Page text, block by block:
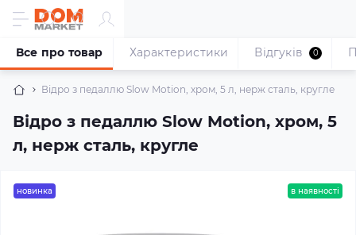
Відро з педаллю Slow Motion, хром, 5 л, нерж сталь, кругле
Відро з педаллю Slow Motion, хром, 5
л, нерж сталь, кругле
Все про товар Характеристики Відгуків 0
новинка в наявності